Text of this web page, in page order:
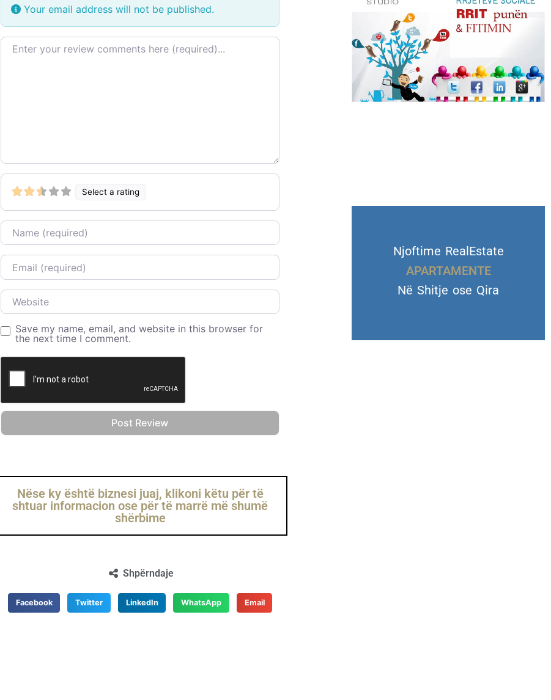
Your email address will not be published.
Review text
Select a rating
Name
Email
Website
Save my name, email, and website in this browser for
the next time I comment.
Nëse ky është biznesi juaj, klikoni këtu për të
shtuar informacion ose për të marrë më shumë
shërbime
Shpërndaje
Facebook Twitter LinkedIn WhatsApp Email
Njoftime RealEstate
APARTAMENTE
Në Shitje ose Qira